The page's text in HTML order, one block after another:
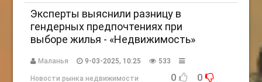
Регистрация
НОВОСТИ СЕГОДНЯ
Эксперты выяснили разницу в
гендерных предпочтениях при
выборе жилья - «Недвижимость»
Маланья 9-03-2025, 10:25 533
Новости рынка недвижимости 0 0